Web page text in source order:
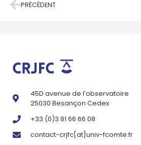
PRÉCÉDENT
45D avenue de l’observatoire
25030 Besançon Cedex
+33 (0)3 81 66 66 08
contact-crjfc[at]univ-fcomte.fr